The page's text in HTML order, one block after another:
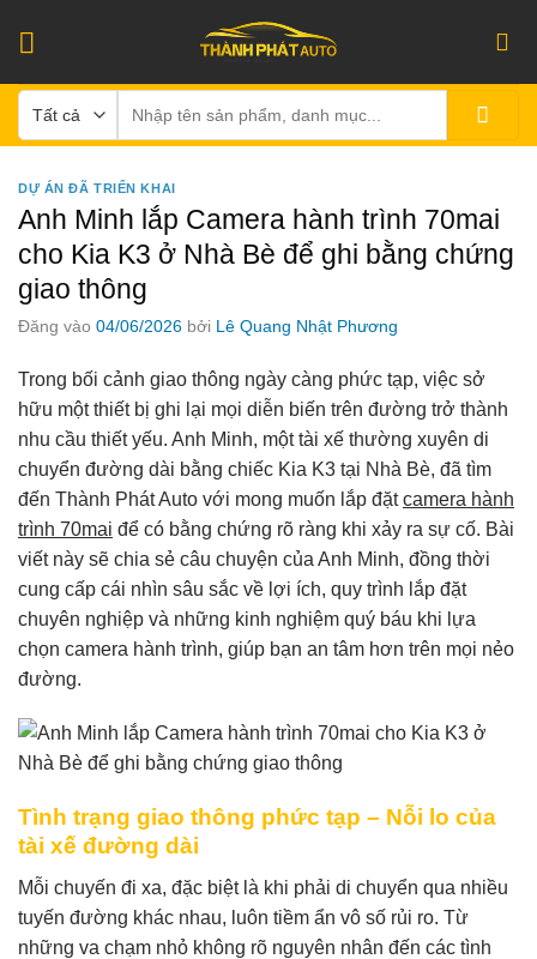
kiếm:
DỰ ÁN ĐÃ TRIỂN KHAI
Anh Minh lắp Camera hành trình 70mai
cho Kia K3 ở Nhà Bè để ghi bằng chứng
giao thông
Đăng vào 04/06/2026 bởi Lê Quang Nhật Phương
Trong bối cảnh giao thông ngày càng phức tạp, việc sở
hữu một thiết bị ghi lại mọi diễn biến trên đường trở thành
nhu cầu thiết yếu. Anh Minh, một tài xế thường xuyên di
chuyển đường dài bằng chiếc Kia K3 tại Nhà Bè, đã tìm
đến Thành Phát Auto với mong muốn lắp đặtcamera hành
trình 70mai để có bằng chứng rõ ràng khi xảy ra sự cố. Bài
viết này sẽ chia sẻ câu chuyện của Anh Minh, đồng thời
cung cấp cái nhìn sâu sắc về lợi ích, quy trình lắp đặt
chuyên nghiệp và những kinh nghiệm quý báu khi lựa
chọn camera hành trình, giúp bạn an tâm hơn trên mọi nẻo
đường.
Tình trạng giao thông phức tạp – Nỗi lo của
tài xế đường dài
Mỗi chuyến đi xa, đặc biệt là khi phải di chuyển qua nhiều
tuyến đường khác nhau, luôn tiềm ẩn vô số rủi ro. Từ
những va chạm nhỏ không rõ nguyên nhân đến các tình